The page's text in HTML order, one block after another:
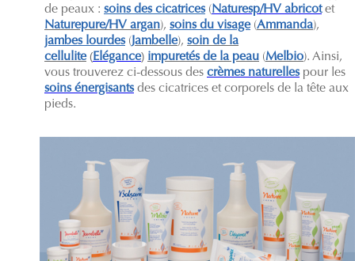
de peaux : soins des cicatrices(Naturesp/HV abricotet
Naturepure/HV argan), soins du visage(Ammanda),
jambes lourdes(Jambelle), soin de la
cellulite(Elégance) impuretés de la peau (Melbio). Ainsi,
vous trouverez ci-dessous des crèmes naturelles pour les
soins énergisantsdes cicatrices et corporels de la tête aux
pieds.